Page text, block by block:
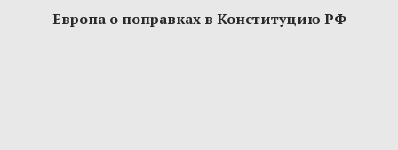
Европа о поправках в Конституцию РФ